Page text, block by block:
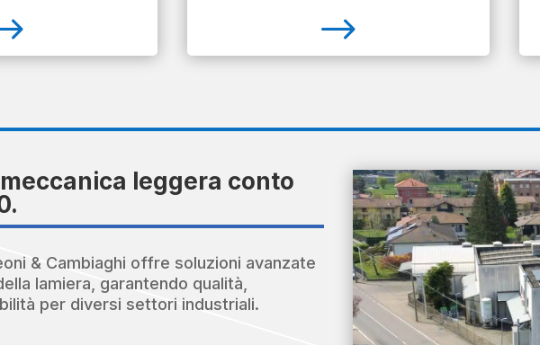
$
leggera conto
& Cambiaghi offre soluzioni avanzate
lamiera, garantendo qualità,
per diversi settori industriali.